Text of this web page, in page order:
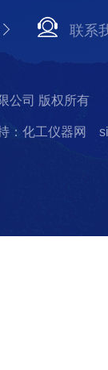
联系
公司 版权所有
：化工仪器网